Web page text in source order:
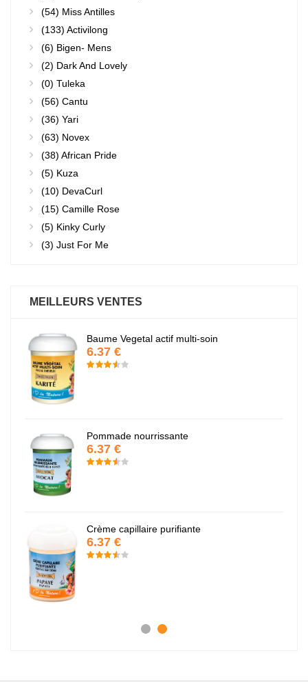
(54) Miss Antilles
(133) Activilong
(6) Bigen- Mens
(2) Dark And Lovely
(0) Tuleka
(56) Cantu
(36) Yari
(63) Novex
(38) African Pride
(5) Kuza
(10) DevaCurl
(15) Camille Rose
(5) Kinky Curly
(3) Just For Me
MEILLEURS VENTES
Baume Vegetal actif multi-soin
6.37 €
Pommade nourrissante
6.37 €
Crème capillaire purifiante
6.37 €